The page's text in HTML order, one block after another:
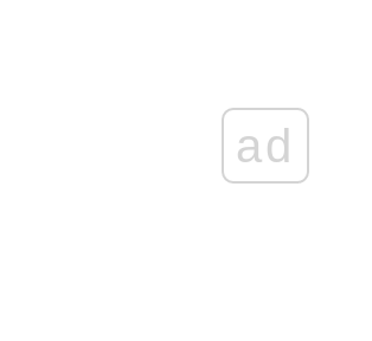
ad